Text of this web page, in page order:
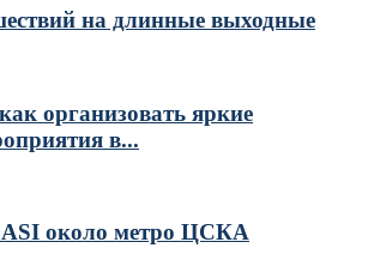
на длинные выходные
организовать яркие
в...
около метро ЦСКА